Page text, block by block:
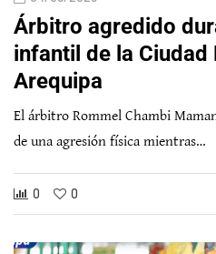
Árbitro agredido
infantil de la Ciudad
Arequipa
El árbitro Rommel Chambi
de una agresión física mientras…
0 0